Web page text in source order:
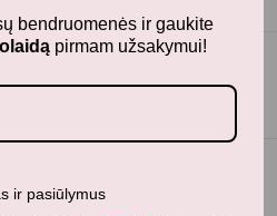
bendruomenės ir gaukite
pirmam užsakymui!
ir pasiūlymus